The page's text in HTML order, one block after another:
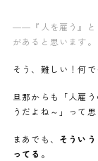
——『人を雇う』と
があると思います。
そう、難しい！何
旦那からも「人雇
うだよね～」って
まあでも、 そういう
ってる。